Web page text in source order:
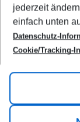
Footer
Footer
Title A
Link A
jederzeit
einfach unten
Datenschutz-
Cookie/Tracking-